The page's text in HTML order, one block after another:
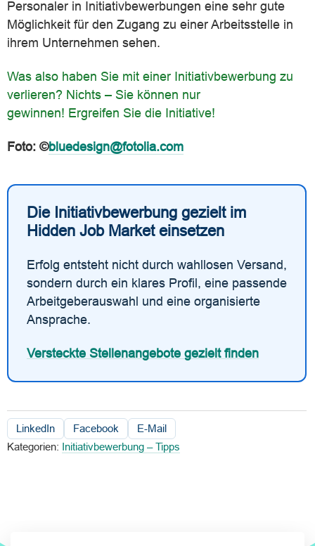
Personaler in Initiativbewerbungen eine sehr gute
Möglichkeit für den Zugang zu einer Arbeitsstelle in
ihrem Unternehmen sehen.
Was also haben Sie mit einer Initiativbewerbung zu
verlieren? Nichts – Sie können nur
gewinnen! Ergreifen Sie die Initiative!
Foto: ©bluedesign@fotolia.com
Die Initiativbewerbung gezielt im
Hidden Job Market einsetzen
Erfolg entsteht nicht durch wahllosen Versand,
sondern durch ein klares Profil, eine passende
Arbeitgeberauswahl und eine organisierte
Ansprache.
Versteckte Stellenangebote gezielt finden
LinkedIn Facebook
E-Mail
Kategorien: Initiativbewerbung – Tipps